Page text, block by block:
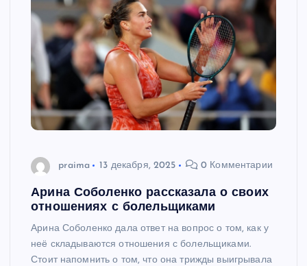
praima 13 декабря, 2025 0 Комментарии
Арина Соболенко рассказала о своих
отношениях с болельщиками
Арина Соболенко дала ответ на вопрос о том, как у
неё складываются отношения с болельщиками.
Стоит напомнить о том, что она трижды выигрывала